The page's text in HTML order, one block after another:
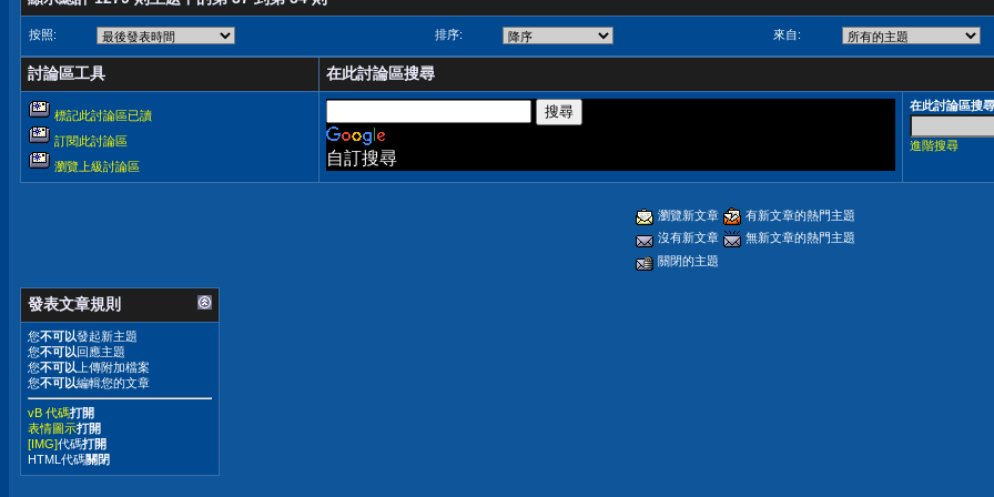
按照: 排序: 來自:
討論區工具 在此討論區搜尋
標記此討論區已讀
訂閱此討論區
瀏覽上級討論區
自訂搜尋
在此討論區搜尋
進階搜尋
瀏覽新文章
有新文章的熱門主題
沒有新文章
無新文章的熱門主題
關閉的主題
發表文章規則
您不可以發起新主題
您不可以回應主題
您不可以 上傳附加檔案
您不可以編輯您的文章
vB 代碼打開
表情圖示打開
[IMG]代碼打開
HTML代碼關閉